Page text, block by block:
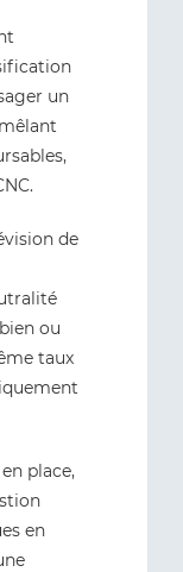
un
de
ou
taux
place,
en